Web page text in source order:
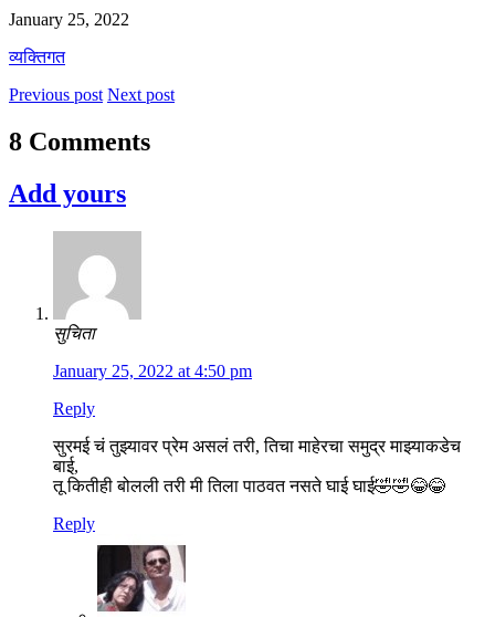
January 25, 2022
व्यक्तिगत
Previous post Next post
8 Comments
Add yours
सुचिता
January 25, 2022 at 4:50 pm
Reply
सुरमई चं तुझ्यावर प्रेम असलं तरी, तिचा माहेरचा समुद्र माझ्याकडेच
बाई,
तू कितीही बोलली तरी मी तिला पाठवत नसते घाई घाई🤣🤣😂😂
Reply